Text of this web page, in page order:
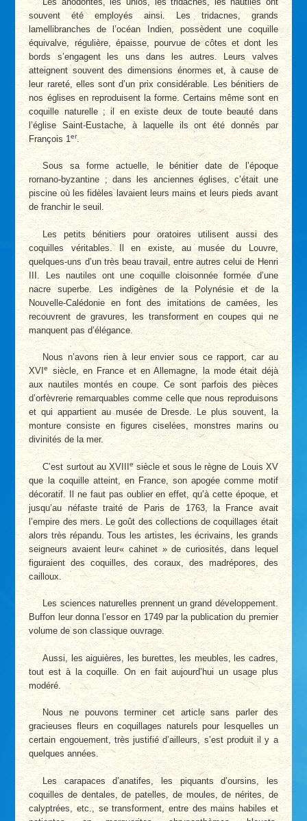
souvent été employés ainsi. Les tridacnes, grands
lamellibranches de l’océan Indien, possèdent une coquille
équivalve, régulière, épaisse, pourvue de côtes et dont les
bords s’engagent les uns dans les autres. Leurs valves
atteignent souvent des dimensions énormes et, à cause de
leur rareté, elles sont d’un prix considérable. Les bénitiers de
nos églises en reproduisent la forme. Certains même sont en
coquille naturelle ; il en existe deux de toute beauté dans
l’église Saint-Eustache, à laquelle ils ont été donnés par
François 1er.
Sous sa forme actuelle, le bénitier date de l’époque
rornano-byzantine ; dans les anciennes églises, c’était une
piscine où les fidèles lavaient leurs mains et leurs pieds avant
de franchir le seuil.
Les petits bénitiers pour oratoires utilisent aussi des
coquilles véritables. Il en existe, au musée du Louvre,
quelques-uns d’un très beau travail, entre autres celui de Henri
III. Les nautiles ont une coquille cloisonnée formée d’une
nacre superbe. Les indigènes de la Polynésie et de la
Nouvelle-Calédonie en font des imitations de camées, les
recouvrent de gravures, les transforment en coupes qui ne
manquent pas d’élégance.
Nous n’avons rien à leur envier sous ce rapport, car au
XVIe
siècle, en France et en Allemagne, la mode était déjà
aux nautiles montés en coupe. Ce sont parfois des pièces
d’orfèvrerie remarquables comme celle que nous reproduisons
et qui appartient au musée de Dresde. Le plus souvent, la
monture consiste en figures ciselées, monstres marins ou
divinités de la mer.
C’est surtout au XVIIIesiècle et sous le règne de Louis XV
que la coquille atteint, en France, son apogée comme motif
décoratif. Il ne faut pas oublier en effet, qu’à cette époque, et
jusqu’au néfaste traité de Paris de 1763, la France avait
l’empire des mers. Le goût des collections de coquillages était
alors très répandu. Tous les artistes, les écrivains, les grands
seigneurs avaient leur« cahinet » de curiosités, dans lequel
figuraient des coquilles, des coraux, des madrépores, des
cailloux.
Les sciences naturelles prennent un grand développement.
Buffon leur donna l’essor en 1749 par la publication du premier
volume de son classique ouvrage.
Aussi, les aiguières, les burettes, les meubles, les cadres,
tout est à la coquille. On en fait aujourd’hui un usage plus
modéré.
Nous ne pouvons terminer cet article sans parler des
gracieuses fleurs en coquillages naturels pour lesquelles un
certain engouement, très justifié d’ailleurs, s’est produit il y a
quelques années.
Les carapaces d’anatifes, les piquants d’oursins, les
coquilles de dentales, de patelles, de moules, de nérites, de
calyptrées, etc., se transforment, entre des mains habiles et